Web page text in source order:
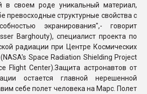
в своем роде уникальный материал,
структурные свойства с
экранирования",- говорит
Barghouty), специалист проекта по
радиации при Центре Космических
Space Radiation Shielding Project
Flight Center).Защита астронавтов от
остается главной нерешенной
себе полет человека на Марс. Полет